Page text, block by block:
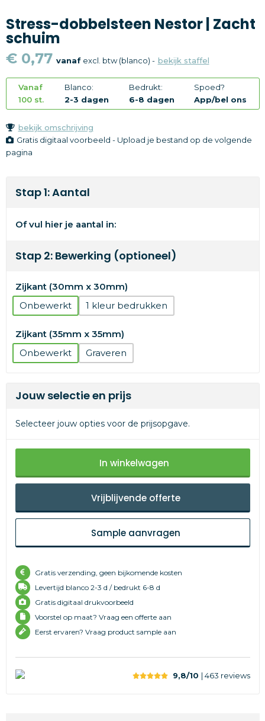
Textiel
Merken
Stress-dobbelsteen Nestor | Zacht
schuim
€ 0,77 vanafexcl. btw (blanco) - bekijk staffel
Vanaf
100 st.
Blanco:
2-3 dagen
Bedrukt:
6-8 dagen
Spoed?
App/bel ons
bekijk omschrijving
Gratis digitaal voorbeeld - Upload je bestand op de volgende
pagina
Stap 1: Aantal
Of vul hier je aantal in:
Stap 2: Bewerking (optioneel)
Zijkant (30mm x 30mm)
Onbewerkt
1
Zijkant (35mm x 35mm)
Onbewerkt
Graveren
Jouw selectie en prijs
Selecteer jouw opties voor de prijsopgave.
In winkelwagen
Vrijblijvende offerte
Sample aanvragen
Gratis verzending, geen bijkomende kosten
Levertijd blanco 2-3 d / bedrukt 6-8 d
Gratis digitaal drukvoorbeeld
Voorstel op maat? Vraag een offerte aan
Eerst ervaren? Vraag product sample aan
9,8/10 | 463 reviews